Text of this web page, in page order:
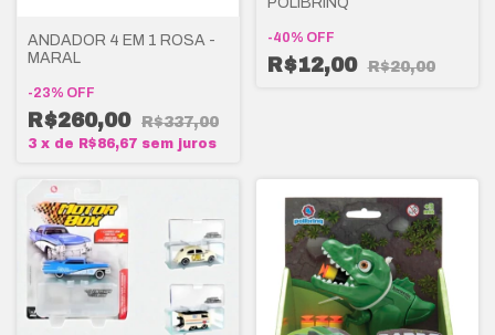
ANDADOR 4 EM 1 ROSA -
MARAL
-23% OFF
R$260,00 R$337,00
3 x de R$86,67 sem juros
-40% OFF
R$12,00 R$20,00